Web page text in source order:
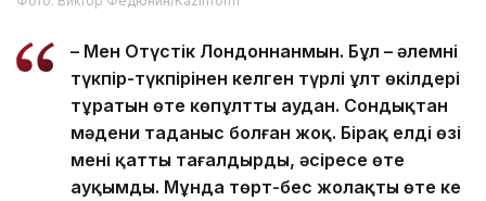
– Мен Оңтүстік Лондоннанмын. Бұл – әлемнің
түкпір-түкпірінен келген түрлі ұлт өкілдері
тұратын өте көпұлтты аудан. Сондықтан
мәдени таңданыс болған жоқ. Бірақ елдің өзі
мені қатты таңғалдырды, әсіресе өте
ауқымды. Мұнда төрт-бес жолақты өте кең